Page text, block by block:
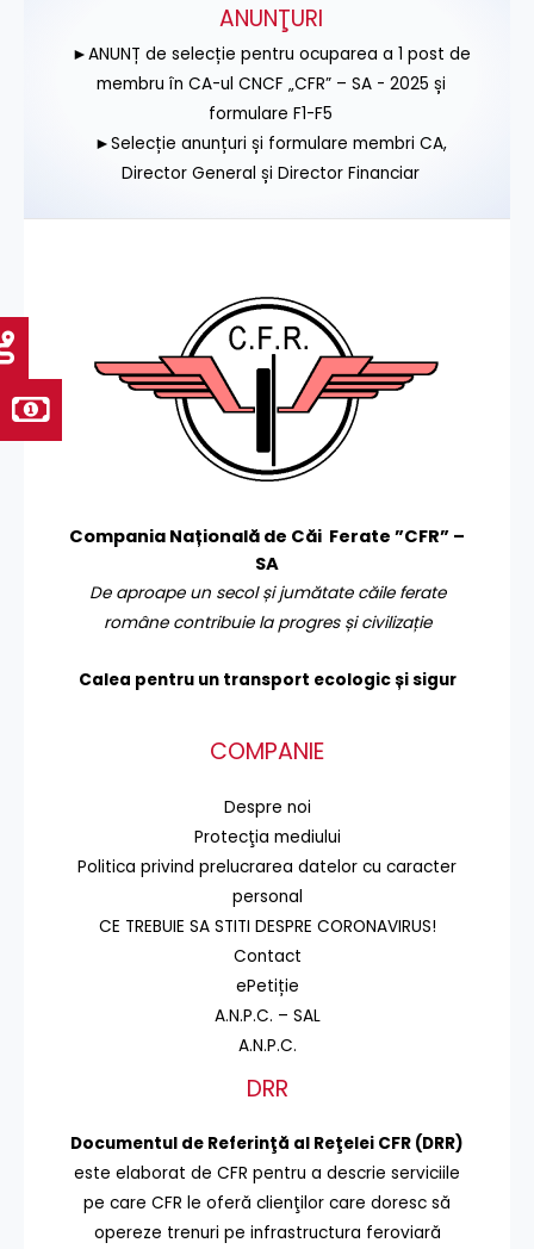
ANUNŢURI
►ANUNȚ de selecție pentru ocuparea a 1 post de
membru în CA-ul CNCF „CFR” – SA - 2025 și
formulare F1-F5
►Selecție anunțuri și formulare membri CA,
Director General și Director Financiar
Compania Națională de Căi Ferate ”CFR” –
SA
De aproape un secol și jumătate căile ferate
române contribuie la progres și civilizație
Calea pentru un transport ecologic și sigur
COMPANIE
Despre noi
Protecţia mediului
Politica privind prelucrarea datelor cu caracter
personal
CE TREBUIE SA STITI DESPRE CORONAVIRUS!
Contact
ePetiție
A.N.P.C. – SAL
A.N.P.C.
DRR
Documentul de Referinţă al Reţelei CFR (DRR)
este elaborat de CFR pentru a descrie serviciile
pe care CFR le oferă clienţilor care doresc să
opereze trenuri pe infrastructura feroviară